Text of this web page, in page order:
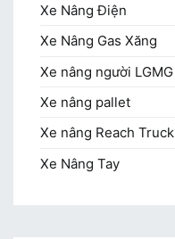
Xe Nâng Điện
Xe Nâng Gas Xăng
Xe nâng người LGMG
Xe nâng pallet
Xe nâng Reach Truck
Xe Nâng Tay